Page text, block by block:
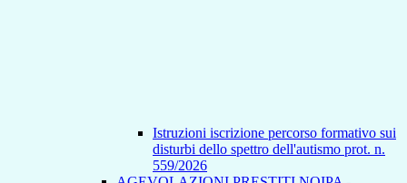
Istruzioni iscrizione percorso formativo sui
disturbi dello spettro dell'autismo prot. n.
559/2026